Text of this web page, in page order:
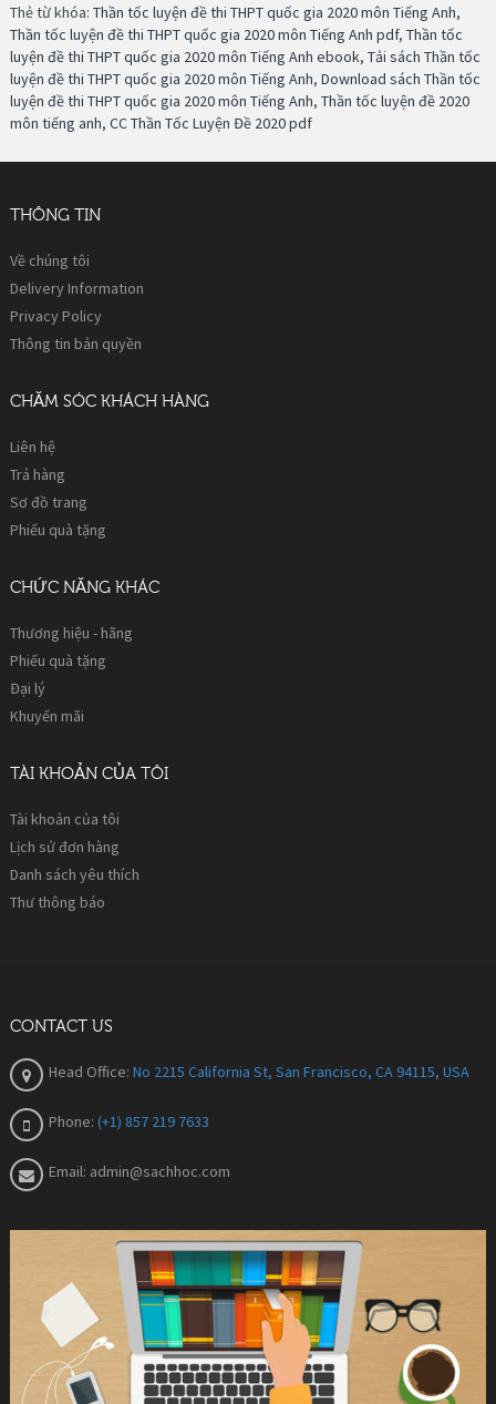
Thẻ từ khóa: Thần tốc luyện đề thi THPT quốc gia 2020 môn Tiếng Anh,
Thần tốc luyện đề thi THPT quốc gia 2020 môn Tiếng Anh pdf, Thần tốc
luyện đề thi THPT quốc gia 2020 môn Tiếng Anh ebook, Tải sách Thần tốc
luyện đề thi THPT quốc gia 2020 môn Tiếng Anh, Download sách Thần tốc
luyện đề thi THPT quốc gia 2020 môn Tiếng Anh, Thần tốc luyện đề 2020
môn tiếng anh, CC Thần Tốc Luyện Đề 2020 pdf
THÔNG TIN
Về chúng tôi
Delivery Information
Privacy Policy
Thông tin bản quyền
CHĂM SÓC KHÁCH HÀNG
Liên hệ
Trả hàng
Sơ đồ trang
Phiếu quà tặng
CHỨC NĂNG KHÁC
Thương hiệu - hãng
Phiếu quà tặng
Đại lý
Khuyến mãi
TÀI KHOẢN CỦA TÔI
Tài khoản của tôi
Lịch sử đơn hàng
Danh sách yêu thích
Thư thông báo
CONTACT US
Head Office: No 2215 California St, San Francisco, CA 94115, USA
Phone: (+1) 857 219 7633
Email: admin@sachhoc.com